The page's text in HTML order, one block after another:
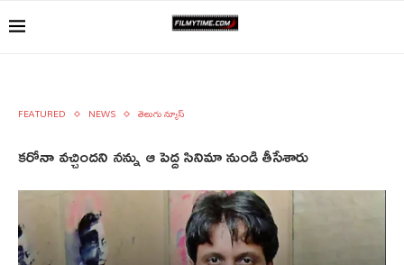
FEATURED NEWS తెలుగు న్యూస్
కరోనా వచ్చిందని నన్ను ఆ పెద్ద సినిమా నుండి తీసేశారు